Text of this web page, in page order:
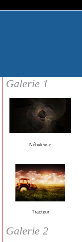
Galerie 1
Nébuleuse
Tracteur
Galerie 2